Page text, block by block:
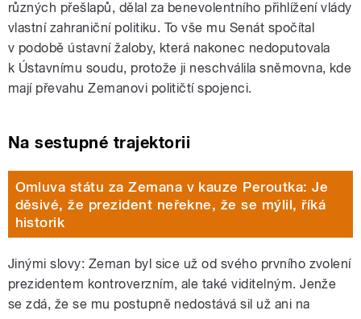
různých přešlapů, dělal za benevolentního přihlížení vlády
vlastní zahraniční politiku. To vše mu Senát spočítal
v podobě ústavní žaloby, která nakonec nedoputovala
k Ústavnímu soudu, protože ji neschválila sněmovna, kde
mají převahu Zemanovi političtí spojenci.
Na sestupné trajektorii
Omluva státu za Zemana v kauze Peroutka: Je
děsivé, že prezident neřekne, že se mýlil, říká
historik
Jinými slovy: Zeman byl sice už od svého prvního zvolení
prezidentem kontroverzním, ale také viditelným. Jenže
se zdá, že se mu postupně nedostává sil už ani na